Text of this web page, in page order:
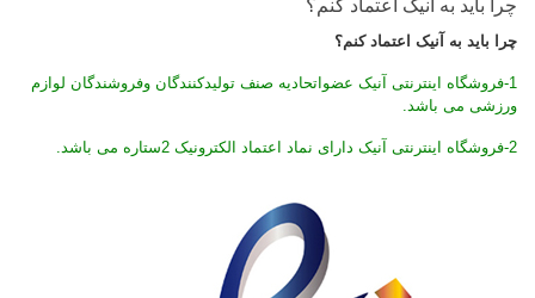
چرا باید به آنیک اعتماد کنم؟
چرا باید به آنیک اعتماد کنم؟
1-فروشگاه اینترنتی آنیک عضواتحادیه صنف تولیدکنندگان وفروشندگان لوازم
ورزشی می باشد.
2-فروشگاه اینترنتی آنیک دارای نماد اعتماد الکترونیک 2ستاره می باشد.